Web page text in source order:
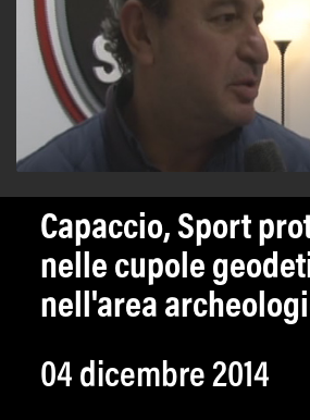
Capaccio, Sport
nelle cupole
nell'area
04 dicembre 2014